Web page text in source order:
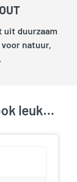
uit duurzaam
natuur,
leuk…